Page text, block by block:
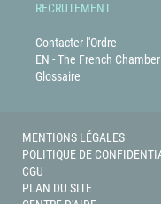
RECRUTEMENT
Contacter l'Ordre
EN - The French
Glossaire
MENTIONS LÉGALES
POLITIQUE DE
CGU
PLAN DU SITE